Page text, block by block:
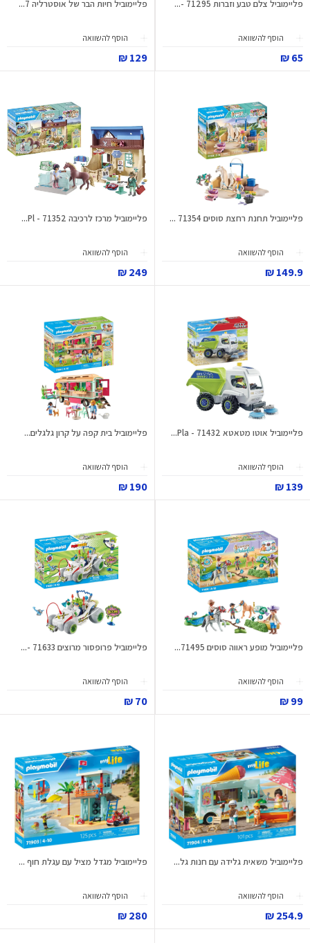
פליימוביל צלם טבע וזברות 71295 -...
הוסף להשוואה
65 ₪
פליימוביל חיות הבר של אוסטרליה 7...
הוסף להשוואה
129 ₪
פליימוביל תחנת רחצת סוסים 71354 ...
הוסף להשוואה
149.9 ₪
פליימוביל מרכז לרכיבה 71352 - Pl...
הוסף להשוואה
249 ₪
פליימוביל אוטו מטאטא 71432 - Pla...
הוסף להשוואה
139 ₪
פליימוביל בית קפה על קרון גלגלים...
הוסף להשוואה
190 ₪
פליימוביל מופע ראווה סוסים 71495...
הוסף להשוואה
99 ₪
פליימוביל פרופסור מרוצים 71633 -...
הוסף להשוואה
70 ₪
פליימוביל משאית גלידה עם חנות גל...
הוסף להשוואה
254.9 ₪
פליימוביל מגדל מציל עם עגלת חוף ...
הוסף להשוואה
280 ₪